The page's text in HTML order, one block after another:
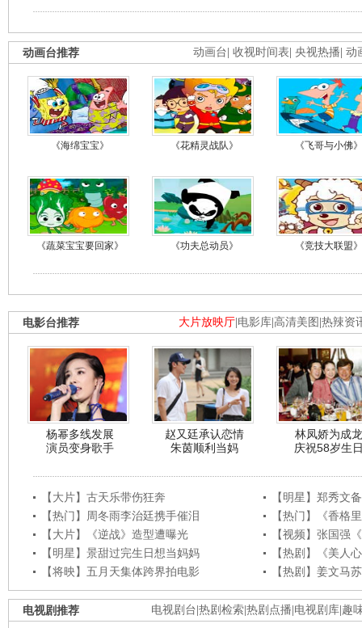
动画台 收视时间表 央视热播 动
动画台推荐
《海绵宝宝》 《花精灵战队》 《飞哥与小佛》
《蔬菜宝宝要回家》 《功夫总动员》 《竞技大联盟》
大片放映厅 电影库 高清美图 热辣资
电影台推荐
杨幂多线发展
演员变身歌手
赵又廷承认恋情
朱茵顺利当妈
林凤娇为成龙
庆祝58岁生
【大片】古天乐带伤狂奔
【明星】郑秀文
【热门】周冬雨李治廷携手催泪
【热门】《香格
【大片】《逆战》造型遭曝光
【视频】张国强
【明星】景甜过完生日想当妈妈
【热剧】《美人
【将映】五月天集体跨界拍电影
【热剧】姜文马
电视剧台 热剧检索 热剧点播 电视剧库 趣
电视剧推荐